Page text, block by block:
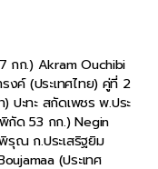
กก.) Akram Ouchibi
รงค์ (ประเทศไทย) คู่ที่ 2
ปะทะ สกัดเพชร พ.ประ
กัด 53 กก.) Negin
รุณ ก.ประเสริฐยิม
(ประเทศ